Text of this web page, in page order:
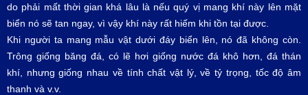
do phải mất thời gian khá lâu là nếu quý vị mang khí này lên mặt
biển nó sẽ tan ngay, vì vậy khí này rất hiếm khi tồn tại được.
Khi người ta mang mẫu vật dưới đáy biển lên, nó đã không còn.
Trông giống băng đá, có lẽ hơi giống nước đá khô hơn, đá thán
khí, nhưng giống nhau về tính chất vật lý, về tỷ trọng, tốc độ âm
thanh và v.v.